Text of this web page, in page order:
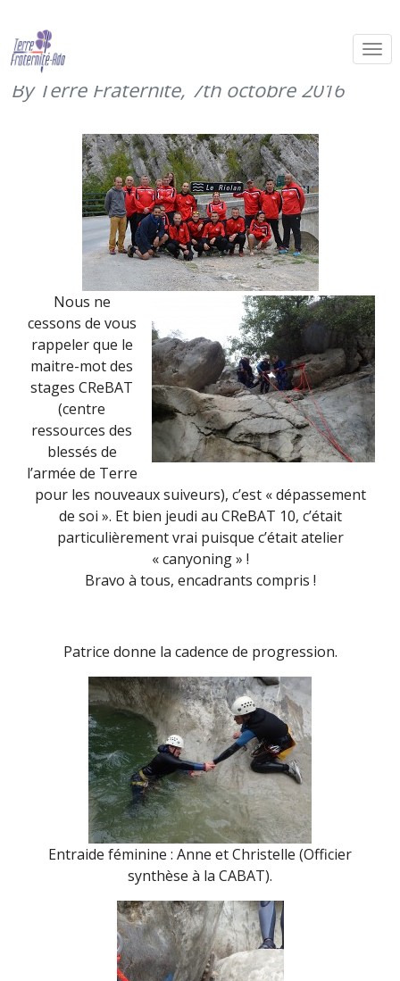
CReBAT 10 – 5ème journée –
canyoning (6 octobre 2016)
By Terre Fraternité, 7th octobre 2016
Nous ne
cessons de vous
rappeler que le
maitre-mot des
stages CReBAT
(centre
ressources des
blessés de
l’armée de Terre
pour les nouveaux suiveurs), c’est « dépassement
de soi ». Et bien jeudi au CReBAT 10, c’était
particulièrement vrai puisque c’était atelier
« canyoning » !
Bravo à tous, encadrants compris !
Patrice donne la cadence de progression.
Entraide féminine : Anne et Christelle (Officier
synthèse à la CABAT).